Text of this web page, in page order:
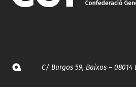
C/ Burgos 59, Baixos – 08014